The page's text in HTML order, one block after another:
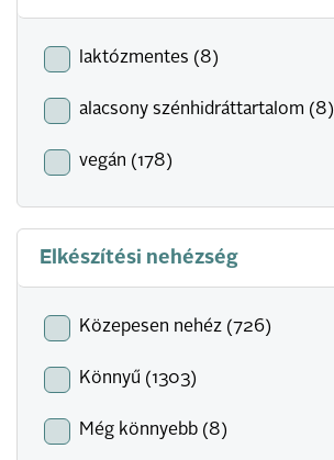
laktózmentes (8)
alacsony szénhidráttartalom (8)
vegán (178)
Elkészítési nehézség
Közepesen nehéz (726)
Könnyű (1303)
Még könnyebb (8)